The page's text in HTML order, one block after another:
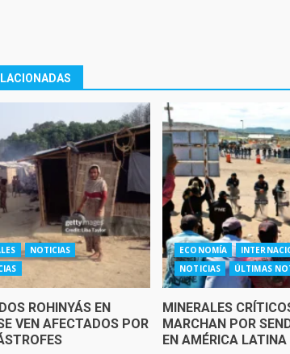
NOTICIAS
ROHINYÁS EN
VEN AFECTADOS POR
ECONOMÍA
NOTICIAS
ÚLTIMAS
MINERALES
MARCHAN POR
EN AMÉRICA LATINA